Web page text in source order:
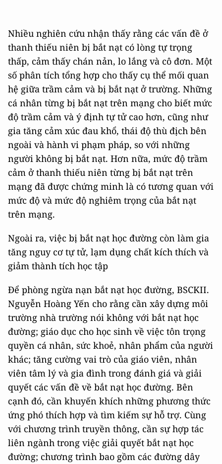
Nhiều nghiên cứu nhận thấy rằng các vấn đề ở
thanh thiếu niên bị bắt nạt có lòng tự trọng
thấp, cảm thấy chán nản, lo lắng và cô đơn. Một
số phân tích tổng hợp cho thấy cụ thể mối quan
hệ giữa trầm cảm và bị bắt nạt ở trường. Những
cá nhân từng bị bắt nạt trên mạng cho biết mức
độ trầm cảm và ý định tự tử cao hơn, cũng như
gia tăng cảm xúc đau khổ, thái độ thù địch bên
ngoài và hành vi phạm pháp, so với những
người không bị bắt nạt. Hơn nữa, mức độ trầm
cảm ở thanh thiếu niên từng bị bắt nạt trên
mạng đã được chứng minh là có tương quan với
mức độ và mức độ nghiêm trọng của bắt nạt
trên mạng.
Ngoài ra, việc bị bắt nạt học đường còn làm gia
tăng nguy cơ tự tử, lạm dụng chất kích thích và
giảm thành tích học tập
Để phòng ngừa nạn bắt nạt học đường, BSCKII.
Nguyễn Hoàng Yến cho rằng cần xây dựng môi
trường nhà trường nói không với bắt nạt học
đường; giáo dục cho học sinh về việc tôn trọng
quyền cá nhân, sức khoẻ, nhân phẩm của người
khác; tăng cường vai trò của giáo viên, nhân
viên tâm lý và gia đình trong đánh giá và giải
quyết các vấn đề về bắt nạt học đường. Bên
cạnh đó, cần khuyến khích những phương thức
ứng phó thích hợp và tìm kiếm sự hỗ trợ. Cùng
với chương trình truyền thông, cần sự hợp tác
liên ngành trong việc giải quyết bắt nạt học
đường; chương trình bao gồm các đường dây